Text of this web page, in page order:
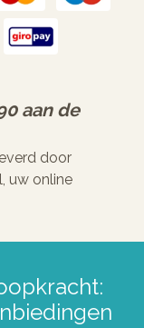
aan de
door
uw online